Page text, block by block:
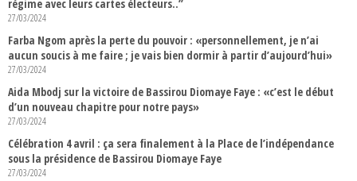
régime avec leurs cartes électeurs..”
27/03/2024
Farba Ngom après la perte du pouvoir : «personnellement, je n’ai
aucun soucis à me faire ; je vais bien dormir à partir d’aujourd’hui»
27/03/2024
Aida Mbodj sur la victoire de Bassirou Diomaye Faye : «c’est le début
d’un nouveau chapitre pour notre pays»
27/03/2024
Célébration 4 avril : ça sera finalement à la Place de l’indépendance
sous la présidence de Bassirou Diomaye Faye
27/03/2024